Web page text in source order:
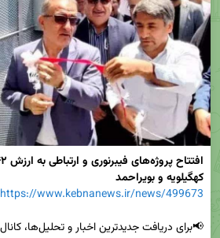
کهگیلویه و بویراحمد
https://www.kebnanews.ir/news/499673